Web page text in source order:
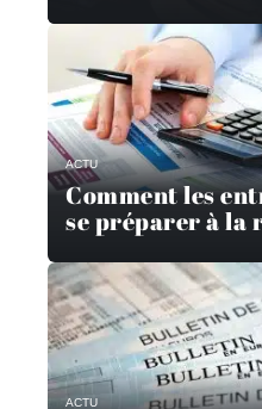
ACTU
Comment les
se préparer à la
ACTU